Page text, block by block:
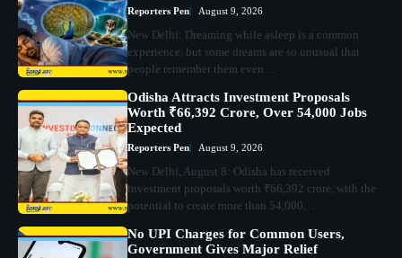
Reporters Pen August 9, 2026
New Delhi: Dreaming while asleep is a common
experience, but some dreams are so unusual that
people remember them even…
Odisha Attracts Investment Proposals
Worth ₹66,392 Crore, Over 54,000 Jobs
Expected
Reporters Pen August 9, 2026
New Delhi, August 8: Odisha has received
investment proposals worth ₹66,392 crore, with the
potential to create more than 54,000…
No UPI Charges for Common Users,
Government Gives Major Relief